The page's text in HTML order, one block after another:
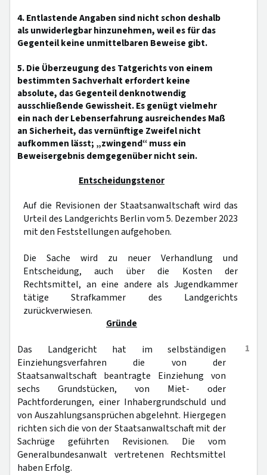
4. Entlastende Angaben sind nicht schon deshalb
als unwiderlegbar hinzunehmen, weil es für das
Gegenteil keine unmittelbaren Beweise gibt.
5. Die Überzeugung des Tatgerichts von einem
bestimmten Sachverhalt erfordert keine
absolute, das Gegenteil denknotwendig
ausschließende Gewissheit. Es genügt vielmehr
ein nach der Lebenserfahrung ausreichendes Maß
an Sicherheit, das vernünftige Zweifel nicht
aufkommen lässt; „zwingend“ muss ein
Beweisergebnis demgegenüber nicht sein.
Entscheidungstenor
Auf die Revisionen der Staatsanwaltschaft wird das
Urteil des Landgerichts Berlin vom 5. Dezember 2023
mit den Feststellungen aufgehoben.
Die Sache wird zu neuer Verhandlung und
Entscheidung, auch über die Kosten der
Rechtsmittel, an eine andere als Jugendkammer
tätige Strafkammer des Landgerichts
zurückverwiesen.
Gründe
1
Das Landgericht hat im selbständigen
Einziehungsverfahren die von der
Staatsanwaltschaft beantragte Einziehung von
sechs Grundstücken, von Miet- oder
Pachtforderungen, einer Inhabergrundschuld und
von Auszahlungsansprüchen abgelehnt. Hiergegen
richten sich die von der Staatsanwaltschaft mit der
Sachrüge geführten Revisionen. Die vom
Generalbundesanwalt vertretenen Rechtsmittel
haben Erfolg.